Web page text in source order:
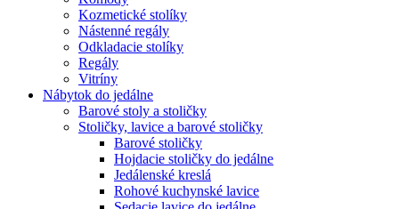
Kozmetické stolíky
Nástenné regály
Odkladacie stolíky
Regály
Vitríny
Nábytok do jedálne
Barové stoly a stoličky
Stoličky, lavice a barové stoličky
Barové stoličky
Hojdacie stoličky do jedálne
Jedálenské kreslá
Rohové kuchynské lavice